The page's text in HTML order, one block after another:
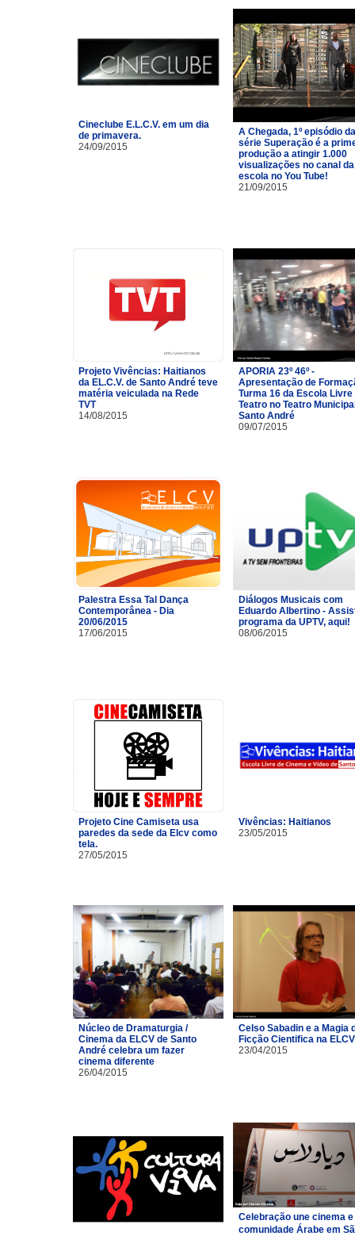
Cineclube E.L.C.V. em um dia
de primavera.
24/09/2015
A Chegada, 1º episódio
série Superação é a
produção a atingir 1.000
visualizações no canal da
escola no You Tube!
21/09/2015
Projeto Vivências: Haitianos
da EL.C.V. de Santo André teve
matéria veiculada na Rede
TVT
14/08/2015
APORIA 23º 46º -
Apresentação de
Turma 16 da Escola Livre
Teatro no Teatro
Santo André
09/07/2015
Palestra Essa Tal Dança
Contemporânea - Dia
20/06/2015
17/06/2015
Diálogos Musicais com
Eduardo Albertino -
programa da UPTV, aqui!
08/06/2015
Projeto Cine Camiseta usa
paredes da sede da Elcv como
tela.
27/05/2015
Vivências: Haitianos
23/05/2015
Núcleo de Dramaturgia /
Cinema da ELCV de Santo
André celebra um fazer
cinema diferente
26/04/2015
Celso Sabadin e a Magia
Ficção Cientifica na ELCV
23/04/2015
Celebração une cinema e
comunidade Árabe em